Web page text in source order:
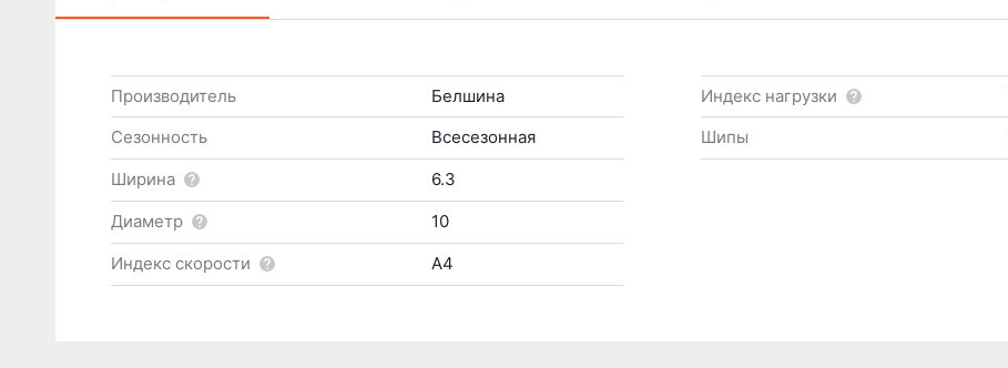
Производитель
Белшина
Сезонность
Всесезонная
Ширина
6.3
Диаметр
10
Индекс скорости
A4
Индекс нагрузки
Шипы